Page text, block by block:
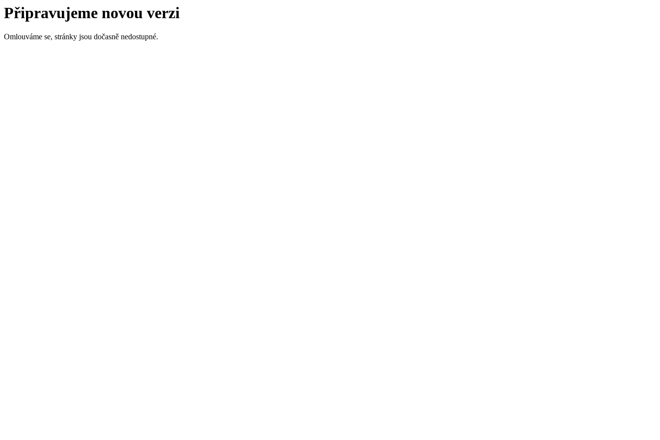
Připravujeme novou verzi
Omlouváme se, stránky jsou dočasně nedostupné.